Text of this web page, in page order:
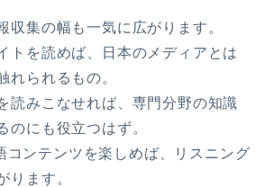
収集の幅も一気に広がります。
トを読めば、日本のメディアとは
れられるもの。
読みこなせれば、専門分野の知識
のにも役立つはず。
コンテンツを楽しめば、リスニング
ります。